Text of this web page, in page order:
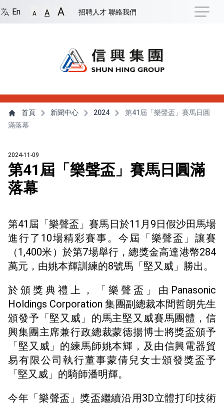
回到首頁 跳到捷徑選項 跳到主導航選單 跳至
En A A A 招聘人才 聯絡我們
主內容首頁 新聞中心 2024
第41屆「樂聲盃」賽馬日圓
滿落幕
2024-11-09
第41屆「樂聲盃」賽馬日圓滿
落幕
第41屆「樂聲盃」賽馬日於11月9日假沙田馬場
進行了10場精彩賽事。今屆「樂聲盃」讓賽
（1,400米）於第7場舉行，總獎金高達港幣284
萬元，由姚本輝訓練的8號馬「堅又威」勝出。
於頒獎典禮上，「樂聲盃」由Panasonic
Holdings Corporation 集團副總裁本間哲朗先生
頒發予「堅又威」的馬主堅又威賽馬團體，信
興集團主席兼行政總裁蒙德揚博士將獎盃頒予
「堅又威」的練馬師姚本輝，及由信興電器貿
易有限公司執行董事蒙倩兒女士頒發獎盃予
「堅又威」的騎師潘明輝。
今年「樂聲盃」獎盃繼續沿用3D立體打印技術